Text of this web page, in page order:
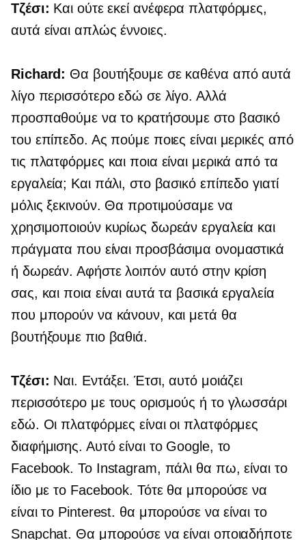
Τζέσι: Και ούτε εκεί ανέφερα πλατφόρμες,
αυτά είναι απλώς έννοιες.
Richard: Θα βουτήξουμε σε καθένα από αυτά
λίγο περισσότερο εδώ σε λίγο. Αλλά
προσπαθούμε να το κρατήσουμε στο βασικό
του επίπεδο. Ας πούμε ποιες είναι μερικές από
τις πλατφόρμες και ποια είναι μερικά από τα
εργαλεία; Και πάλι, στο βασικό επίπεδο γιατί
μόλις ξεκινούν. Θα προτιμούσαμε να
χρησιμοποιούν κυρίως δωρεάν εργαλεία και
πράγματα που είναι προσβάσιμα ονομαστικά
ή δωρεάν. Αφήστε λοιπόν αυτό στην κρίση
σας, και ποια είναι αυτά τα βασικά εργαλεία
που μπορούν να κάνουν, και μετά θα
βουτήξουμε πιο βαθιά.
Τζέσι: Ναι. Εντάξει. Έτσι, αυτό μοιάζει
περισσότερο με τους ορισμούς ή το γλωσσάρι
εδώ. Οι πλατφόρμες είναι οι πλατφόρμες
διαφήμισης. Αυτό είναι το Google, το
Facebook. Το Instagram, πάλι θα πω, είναι το
ίδιο με το Facebook. Τότε θα μπορούσε να
είναι το Pinterest. θα μπορούσε να είναι το
Snapchat. Θα μπορούσε να είναι οποιαδήποτε